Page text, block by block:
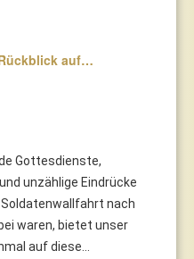
auf…
Gottesdienste,
unzählige Eindrücke
nach
waren, bietet unser
auf diese...